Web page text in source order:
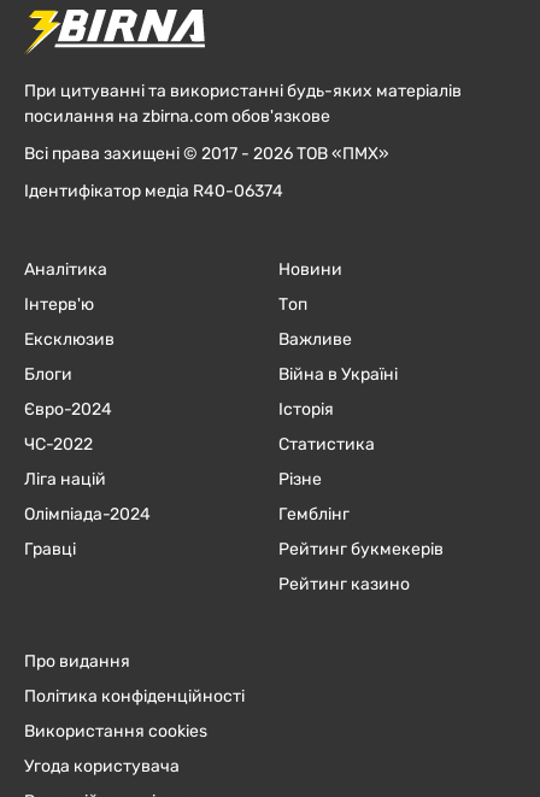
При цитуванні та використанні будь-яких матеріалів
посилання на zbirna.com обов'язкове
Всі права захищені © 2017 - 2026 ТОВ «ПМХ»
Ідентифікатор медіа R40-06374
Аналітика
Інтерв'ю
Ексклюзив
Блоги
Євро-2024
ЧC-2022
Ліга націй
Олімпіада-2024
Гравці
Новини
Топ
Важливе
Війна в Україні
Історія
Статистика
Різне
Гемблінг
Рейтинг букмекерів
Рейтинг казино
Про видання
Політика конфіденційності
Використання cookies
Угода користувача